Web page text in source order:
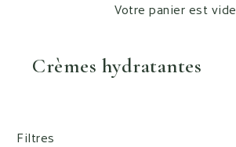
Votre panier est vide
Crèmes hydratantes
Filtres